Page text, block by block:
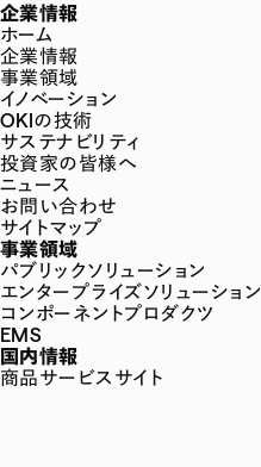
企業情報
ホーム
企業情報
事業領域
イノベーション
OKIの技術
サステナビリティ
投資家の皆様へ
ニュース
お問い合わせ
サイトマップ
事業領域
パブリックソリューション
エンタープライズソリューション
コンポーネントプロダクツ
EMS
国内情報
商品サービスサイト